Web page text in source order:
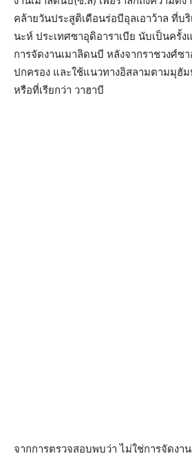
คล้ายวันประสูติเดือนร่อบีอุลเอาว้าล ที่บ
นะห์ ประเทศซาอุดิอาราเบีย นับเป็นครั้
การจัดงานเมาลิดนบี หลังจากราชวงศ์ซ
ปกครอง และใช้แนวทางอิสลามตามมุฮั
หรือที่เรียกว่า วาฮาบี
จากการตรวจสอบพบว่า ไม่ใช่การจัดงา